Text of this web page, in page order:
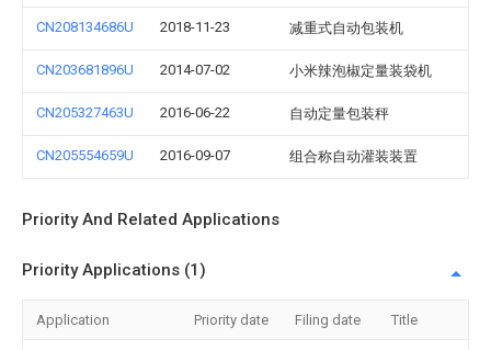
CN208134686U 2018-11-23 减重式自动包装机
CN203681896U 2014-07-02 小米辣泡椒定量装袋机
CN205327463U 2016-06-22 自动定量包装秤
CN205554659U 2016-09-07 组合称自动灌装装置
Priority And Related Applications
Priority Applications (1)
Application Priority date Filing date Title